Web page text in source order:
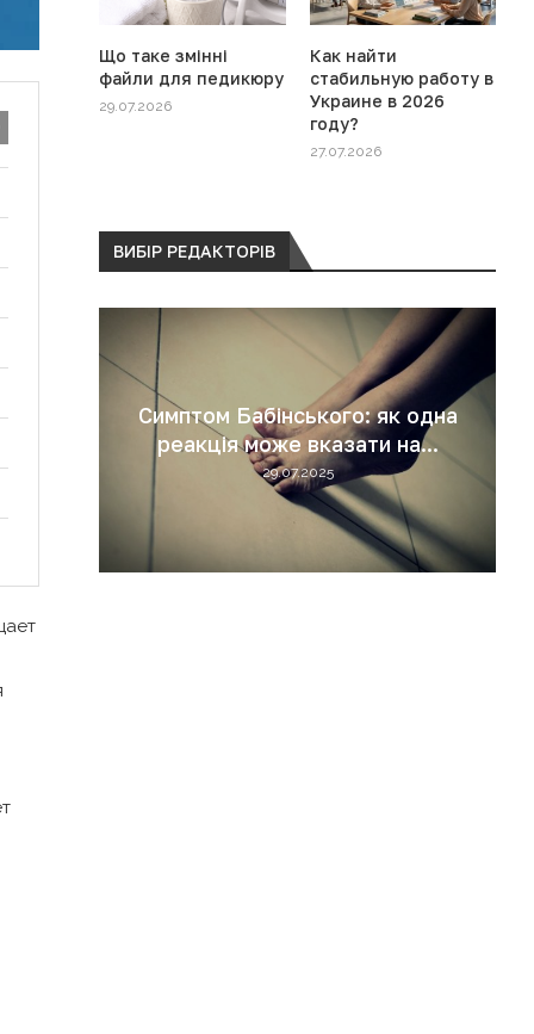
Що таке змінні
файли для педикюру
29.07.2026
Как найти
стабильную работу в
Украине в 2026
году?
27.07.2026
ВИБІР РЕДАКТОРІВ
як
Симптом Бабінського: як одна
реакція може вказати на...
29.07.2025